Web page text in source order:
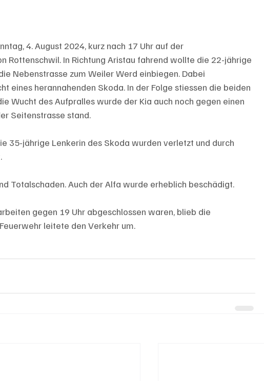
4. August 2024, kurz nach 17 Uhr auf der
Rottenschwil. In Richtung Aristau fahrend wollte die 22-jährige
Nebenstrasse zum Weiler Werd einbiegen. Dabei
eines herannahenden Skoda. In der Folge stiessen die beiden
Wucht des Aufpralles wurde der Kia auch noch gegen einen
Seitenstrasse stand.
35-jährige Lenkerin des Skoda wurden verletzt und durch
Totalschaden. Auch der Alfa wurde erheblich beschädigt.
gegen 19 Uhr abgeschlossen waren, blieb die
leitete den Verkehr um.